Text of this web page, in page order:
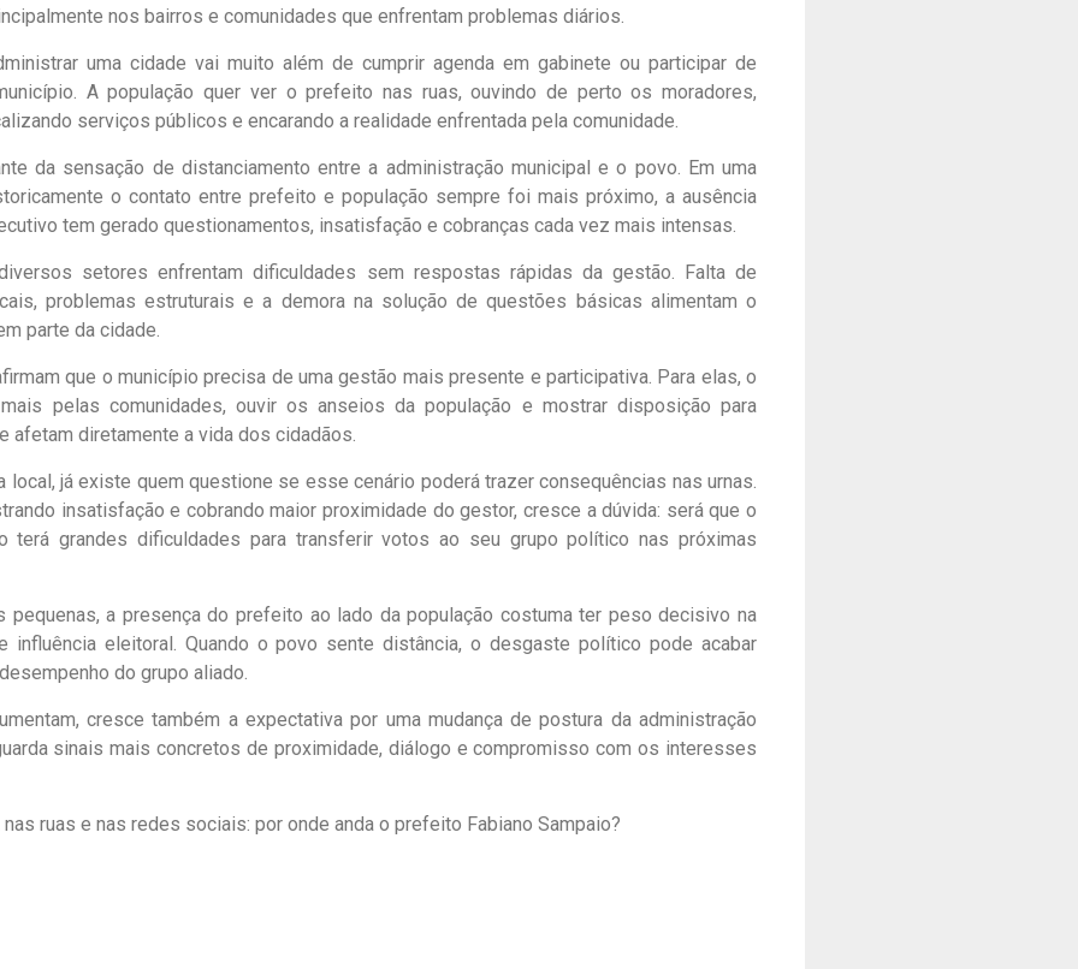
nos bairros e comunidades que enfrentam problemas diários.
uma cidade vai muito além de cumprir agenda em gabinete ou participar de
A população quer ver o prefeito nas ruas, ouvindo de perto os moradores,
serviços públicos e encarando a realidade enfrentada pela comunidade.
da sensação de distanciamento entre a administração municipal e o povo. Em uma
o contato entre prefeito e população sempre foi mais próximo, a ausência
tem gerado questionamentos, insatisfação e cobranças cada vez mais intensas.
setores enfrentam dificuldades sem respostas rápidas da gestão. Falta de
problemas estruturais e a demora na solução de questões básicas alimentam o
parte da cidade.
que o município precisa de uma gestão mais presente e participativa. Para elas, o
pelas comunidades, ouvir os anseios da população e mostrar disposição para
afetam diretamente a vida dos cidadãos.
já existe quem questione se esse cenário poderá trazer consequências nas urnas.
insatisfação e cobrando maior proximidade do gestor, cresce a dúvida: será que o
terá grandes dificuldades para transferir votos ao seu grupo político nas próximas
pequenas, a presença do prefeito ao lado da população costuma ter peso decisivo na
influência eleitoral. Quando o povo sente distância, o desgaste político pode acabar
do grupo aliado.
cresce também a expectativa por uma mudança de postura da administração
sinais mais concretos de proximidade, diálogo e compromisso com os interesses
ruas e nas redes sociais: por onde anda o prefeito Fabiano Sampaio?